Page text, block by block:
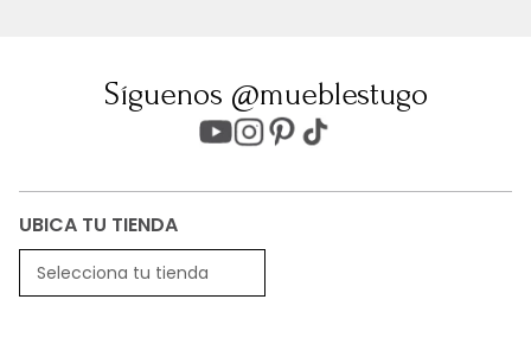
Síguenos @mueblestugo
UBICA TU TIENDA
Selecciona tu tienda